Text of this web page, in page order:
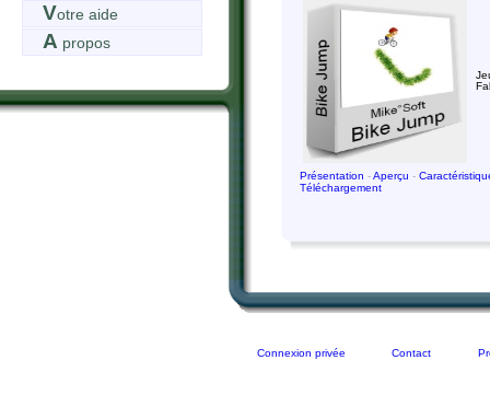
Votre aide
A propos
Présentation -Aperçu -
Téléchargement
Connexion privée Contact